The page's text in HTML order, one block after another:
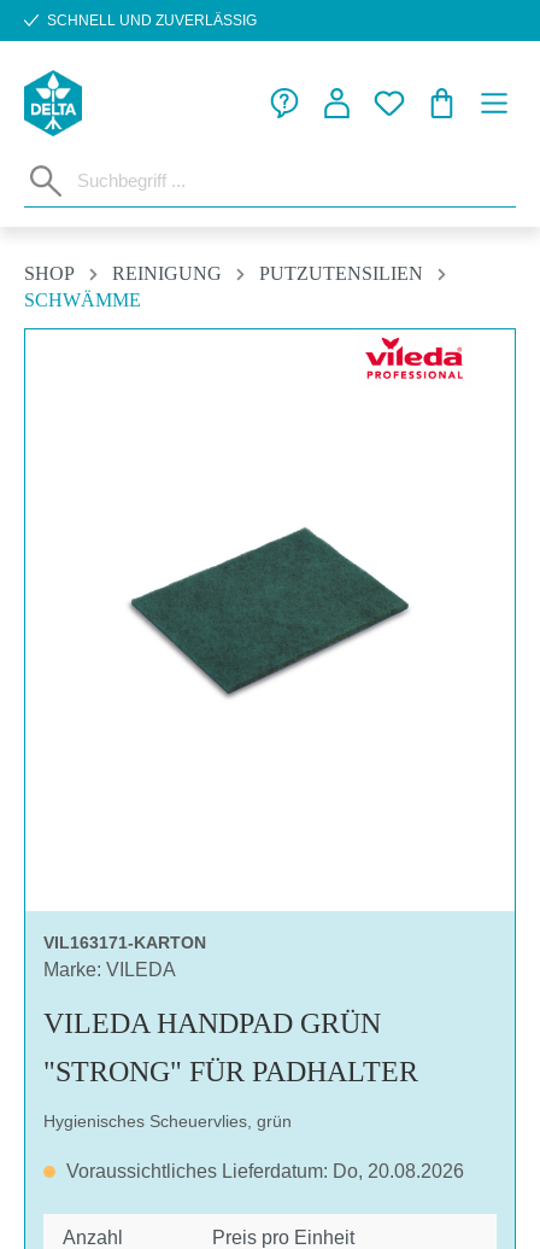
Zum Hauptinhalt springen
SCHNELL UND ZUVERLÄSSIG
SHOP REINIGUNG
PUTZUTENSILIEN
SCHWÄMME
VIL163171-KARTON
Marke: VILEDA
VILEDA HANDPAD GRÜN
"STRONG" FÜR PADHALTER
Hygienisches Scheuervlies, grün
Voraussichtliches Lieferdatum: Do, 20.08.2026
Anzahl Preis pro Einheit